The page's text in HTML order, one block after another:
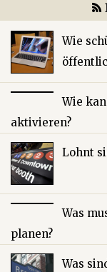
Wie
Wie
aktivieren?
Lohnt
Was
planen?
Was